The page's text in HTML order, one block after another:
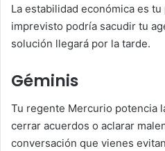
La estabilidad económica es
imprevisto podría sacudir tu
solución llegará por la tarde.
Géminis
Tu regente Mercurio potencia
cerrar acuerdos o aclarar
conversación que vienes